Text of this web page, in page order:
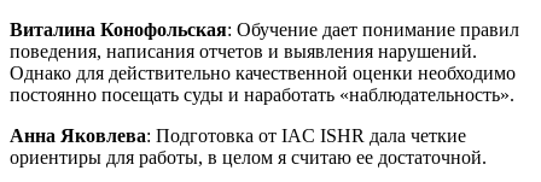
Виталина Конофольская: Обучение дает понимание правил
поведения, написания отчетов и выявления нарушений.
Однако для действительно качественной оценки необходимо
постоянно посещать суды и наработать «наблюдательность».
Анна Яковлева: Подготовка от IAC ISHR дала четкие
ориентиры для работы, в целом я считаю ее достаточной.